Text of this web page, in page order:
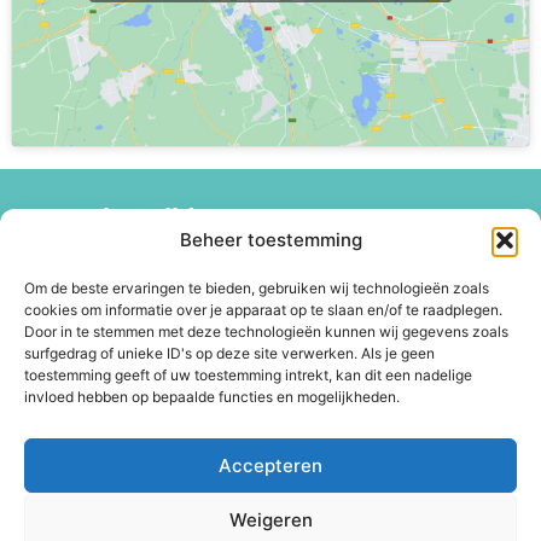
Beheer toestemming
Om de beste ervaringen te bieden, gebruiken wij technologieën zoals
cookies om informatie over je apparaat op te slaan en/of te raadplegen.
Door in te stemmen met deze technologieën kunnen wij gegevens zoals
surfgedrag of unieke ID's op deze site verwerken. Als je geen
toestemming geeft of uw toestemming intrekt, kan dit een nadelige
invloed hebben op bepaalde functies en mogelijkheden.
Accepteren
Weigeren
Openingstijden
Maandag: 10:00 – 17:30 uur
Woensdag: 09:00 – 17:30 uur
Donderdag: 09:00 – 17:30 uur
Vrijdag: 09:00 – 18:00 uur
Zaterdag: 09:00 – 17:00 uur
Contact